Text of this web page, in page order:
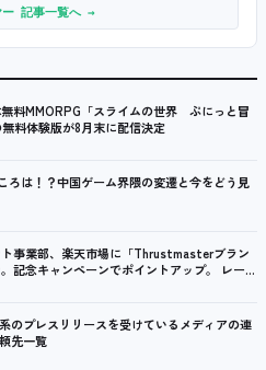
ー 記事一覧へ →
料MMORPG「スライムの世界 ぷにっと冒
料体験版が8月末に配信決定
ろは！？中国ゲーム界隈の変遷と今をどう見
事業部、楽天市場に「Thrustmasterブラン
記念キャンペーンでポイントアップ。 レーシ
コントローラーを中心に、幅広くラインナッ
のプレスリリースを受けているメディアの連
先一覧